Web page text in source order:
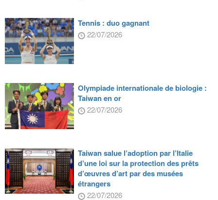
Tennis : duo gagnant
22/07/2026
Olympiade internationale de biologie :
Taiwan en or
22/07/2026
Taiwan salue l’adoption par l’Italie
d’une loi sur la protection des prêts
d’œuvres d’art par des musées
étrangers
22/07/2026